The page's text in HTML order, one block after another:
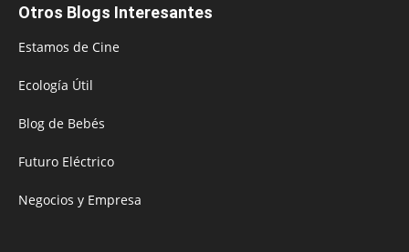
Otros Blogs Interesantes
Estamos de Cine
Ecología Útil
Blog de Bebés
Futuro Eléctrico
Negocios y Empresa